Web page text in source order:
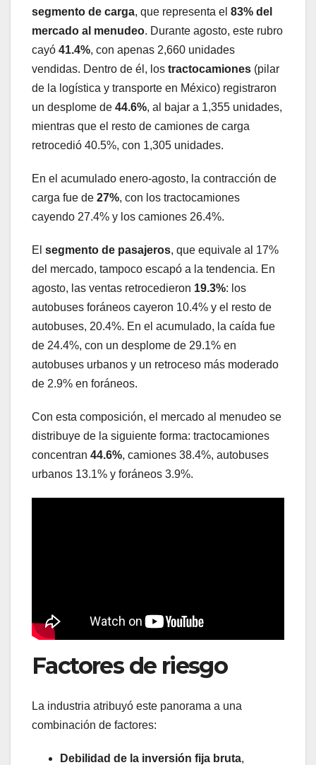
segmento de carga, que representa el 83% del
mercado al menudeo. Durante agosto, este rubro
cayó 41.4%, con apenas 2,660 unidades
vendidas. Dentro de él, los tractocamiones (pilar
de la logística y transporte en México) registraron
un desplome de 44.6%, al bajar a 1,355 unidades,
mientras que el resto de camiones de carga
retrocedió 40.5%, con 1,305 unidades.
En el acumulado enero-agosto, la contracción de
carga fue de 27%, con los tractocamiones
cayendo 27.4% y los camiones 26.4%.
El segmento de pasajeros, que equivale al 17%
del mercado, tampoco escapó a la tendencia. En
agosto, las ventas retrocedieron 19.3%: los
autobuses foráneos cayeron 10.4% y el resto de
autobuses, 20.4%. En el acumulado, la caída fue
de 24.4%, con un desplome de 29.1% en
autobuses urbanos y un retroceso más moderado
de 2.9% en foráneos.
Con esta composición, el mercado al menudeo se
distribuye de la siguiente forma: tractocamiones
concentran 44.6%, camiones 38.4%, autobuses
urbanos 13.1% y foráneos 3.9%.
Factores de riesgo
La industria atribuyó este panorama a una
combinación de factores:
Debilidad de la inversión fija bruta,